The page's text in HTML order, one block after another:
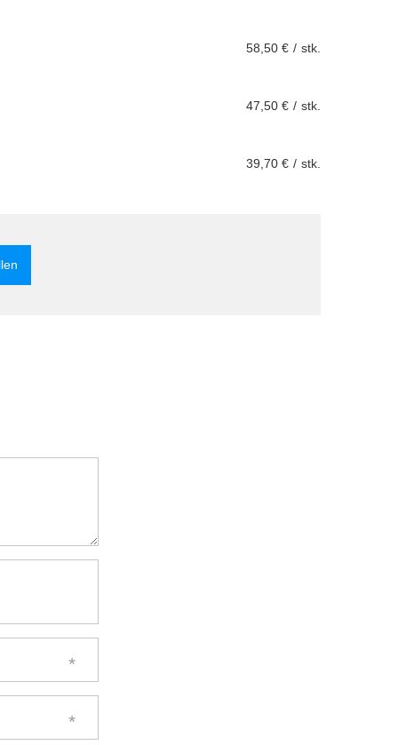
58,50 € / stk.
47,50 € / stk.
39,70 € / stk.